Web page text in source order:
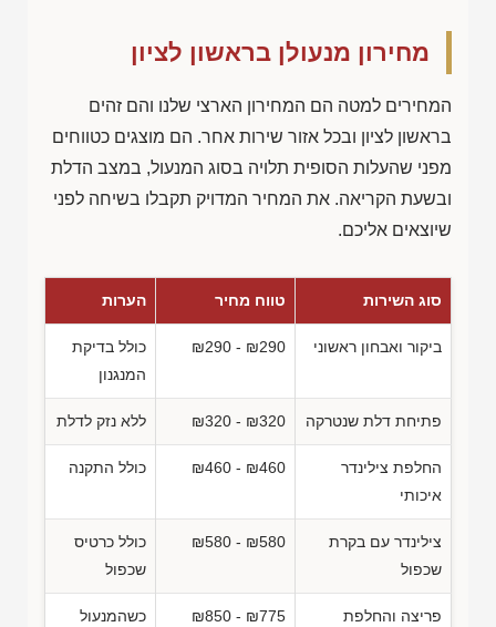
מחירון מנעולן בראשון לציון
המחירים למטה הם המחירון הארצי שלנו והם זהים
בראשון לציון ובכל אזור שירות אחר. הם מוצגים כטווחים
מפני שהעלות הסופית תלויה בסוג המנעול, במצב הדלת
ובשעת הקריאה. את המחיר המדויק תקבלו בשיחה לפני
שיוצאים אליכם.
סוג השירות טווח מחיר הערות
ביקור ואבחון ראשוני ₪290 - ₪290
כולל בדיקת
המנגנון
פתיחת דלת שנטרקה ₪320 - ₪320 ללא נזק לדלת
החלפת צילינדר
איכותי
₪460 - ₪460 כולל התקנה
צילינדר עם בקרת
שכפול
₪580 - ₪580
כולל כרטיס
שכפול
פריצה והחלפת
₪850 - ₪775
כשהמנעול